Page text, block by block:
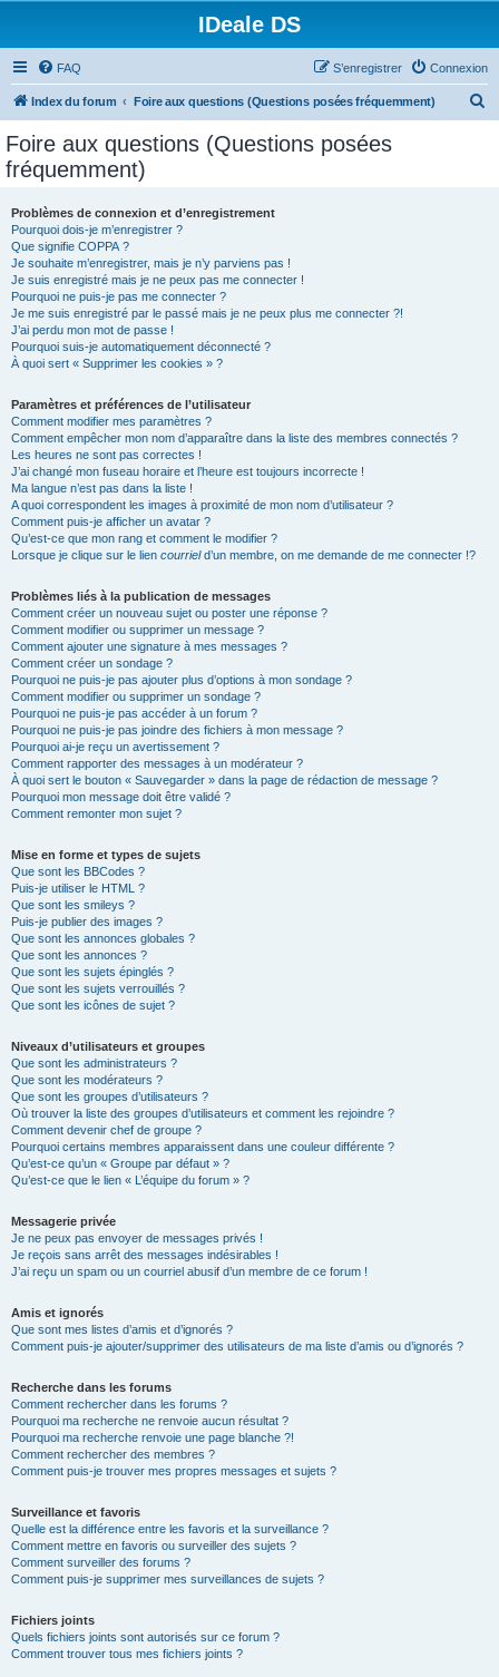
IDeale DS
FAQ Connexion
S’enregistrer
Index du forum Foire aux questions (Questions posées fréquemment)
Foire aux questions (Questions posées
fréquemment)
Problèmes de connexion et d’enregistrement
Pourquoi dois-je m’enregistrer ?
Que signifie COPPA ?
Je souhaite m’enregistrer, mais je n’y parviens pas !
Je suis enregistré mais je ne peux pas me connecter !
Pourquoi ne puis-je pas me connecter ?
Je me suis enregistré par le passé mais je ne peux plus me connecter ?!
J’ai perdu mon mot de passe !
Pourquoi suis-je automatiquement déconnecté ?
À quoi sert « Supprimer les cookies » ?
Paramètres et préférences de l’utilisateur
Comment modifier mes paramètres ?
Comment empêcher mon nom d’apparaître dans la liste des membres connectés ?
Les heures ne sont pas correctes !
J’ai changé mon fuseau horaire et l’heure est toujours incorrecte !
Ma langue n’est pas dans la liste !
A quoi correspondent les images à proximité de mon nom d’utilisateur ?
Comment puis-je afficher un avatar ?
Qu’est-ce que mon rang et comment le modifier ?
Lorsque je clique sur le lien courrield’un membre, on me demande de me connecter !?
Problèmes liés à la publication de messages
Comment créer un nouveau sujet ou poster une réponse ?
Comment modifier ou supprimer un message ?
Comment ajouter une signature à mes messages ?
Comment créer un sondage ?
Pourquoi ne puis-je pas ajouter plus d’options à mon sondage ?
Comment modifier ou supprimer un sondage ?
Pourquoi ne puis-je pas accéder à un forum ?
Pourquoi ne puis-je pas joindre des fichiers à mon message ?
Pourquoi ai-je reçu un avertissement ?
Comment rapporter des messages à un modérateur ?
À quoi sert le bouton « Sauvegarder » dans la page de rédaction de message ?
Pourquoi mon message doit être validé ?
Comment remonter mon sujet ?
Mise en forme et types de sujets
Que sont les BBCodes ?
Puis-je utiliser le HTML ?
Que sont les smileys ?
Puis-je publier des images ?
Que sont les annonces globales ?
Que sont les annonces ?
Que sont les sujets épinglés ?
Que sont les sujets verrouillés ?
Que sont les icônes de sujet ?
Niveaux d’utilisateurs et groupes
Que sont les administrateurs ?
Que sont les modérateurs ?
Que sont les groupes d’utilisateurs ?
Où trouver la liste des groupes d’utilisateurs et comment les rejoindre ?
Comment devenir chef de groupe ?
Pourquoi certains membres apparaissent dans une couleur différente ?
Qu’est-ce qu’un « Groupe par défaut » ?
Qu’est-ce que le lien « L’équipe du forum » ?
Messagerie privée
Je ne peux pas envoyer de messages privés !
Je reçois sans arrêt des messages indésirables !
J’ai reçu un spam ou un courriel abusif d’un membre de ce forum !
Amis et ignorés
Que sont mes listes d’amis et d’ignorés ?
Comment puis-je ajouter/supprimer des utilisateurs de ma liste d’amis ou d’ignorés ?
Recherche dans les forums
Comment rechercher dans les forums ?
Pourquoi ma recherche ne renvoie aucun résultat ?
Pourquoi ma recherche renvoie une page blanche ?!
Comment rechercher des membres ?
Comment puis-je trouver mes propres messages et sujets ?
Surveillance et favoris
Quelle est la différence entre les favoris et la surveillance ?
Comment mettre en favoris ou surveiller des sujets ?
Comment surveiller des forums ?
Comment puis-je supprimer mes surveillances de sujets ?
Fichiers joints
Quels fichiers joints sont autorisés sur ce forum ?
Comment trouver tous mes fichiers joints ?